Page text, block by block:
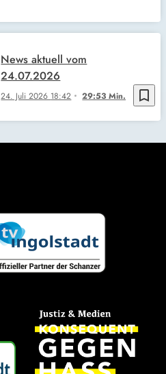
bookmark_border
24. Juli 2026 18:42 29:53 Min.
News aktuell vom
24.07.2026